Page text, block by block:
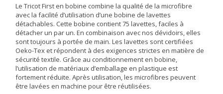
Le Tricot First en bobine combine la qualité de la microfibre
avec la facilité d’utilisation d’une bobine de lavettes
détachables. Cette bobine contient 75 lavettes, faciles à
détacher un par un. En combinaison avec nos dévidoirs, elles
sont toujours à portée de main. Les lavettes sont certifiées
Oeko-Tex et répondent à des exigences strictes en matière de
sécurité textile. Grâce au conditionnement en bobine,
l’utilisation de matériaux d’emballage en plastique est
fortement réduite. Après utilisation, les microfibres peuvent
être lavées en machine pour être réutilisées.